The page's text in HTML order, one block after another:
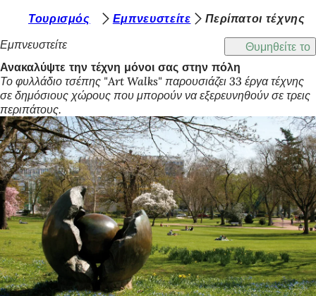
Μετάβαση στο περιεχόμενο
ρ
ί
σ
κ
ε
σ
τ
ε
ε
δ
ώ
:
Τουρισμός Εμπνευστείτε
Περίπατοι τέχνης
Εμπνευστείτε
Θυμηθείτε το
Ανακαλύψτε την τέχνη μόνοι σας στην πόλη
Το φυλλάδιο τσέπης "Art Walks" παρουσιάζει 33 έργα τέχνης
σε δημόσιους χώρους που μπορούν να εξερευνηθούν σε τρεις
περιπάτους.